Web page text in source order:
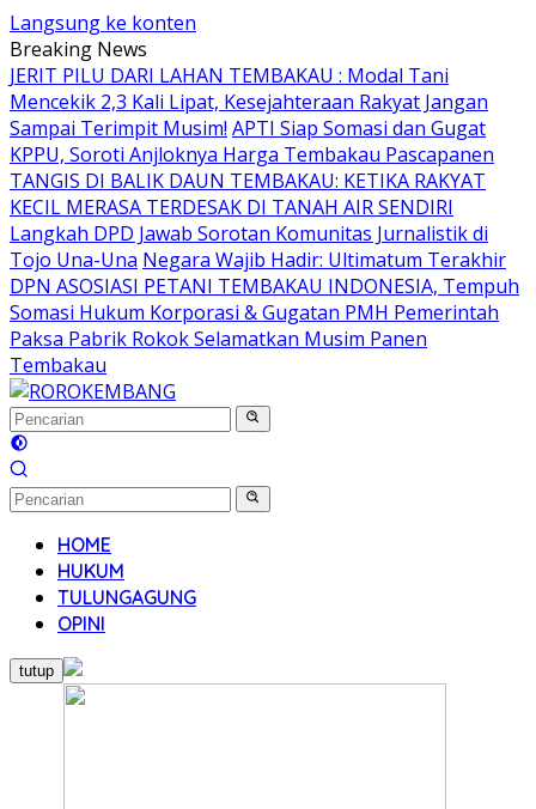
Langsung ke konten
Breaking News
JERIT PILU DARI LAHAN TEMBAKAU ​: Modal Tani
Mencekik 2,3 Kali Lipat, Kesejahteraan Rakyat Jangan
Sampai Terimpit Musim! APTI Siap Somasi dan Gugat
KPPU, Soroti Anjloknya Harga Tembakau Pascapanen
TANGIS DI BALIK DAUN TEMBAKAU: KETIKA RAKYAT
KECIL MERASA TERDESAK DI TANAH AIR SENDIRI
Langkah DPD Jawab Sorotan Komunitas Jurnalistik di
Tojo Una-Una Negara Wajib Hadir: Ultimatum Terakhir
DPN ASOSIASI PETANI TEMBAKAU INDONESIA, Tempuh
Somasi Hukum Korporasi & Gugatan PMH Pemerintah
Paksa Pabrik Rokok Selamatkan Musim Panen
Tembakau
HOME
HUKUM
TULUNGAGUNG
OPINI
tutup